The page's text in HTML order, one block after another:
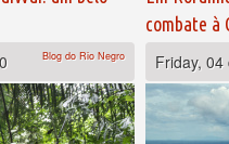
Blog do Rio Negro
combate à
Friday,